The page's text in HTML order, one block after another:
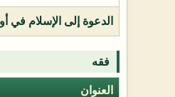
الدعوة إلى الإسلام في
فقه
العنوان